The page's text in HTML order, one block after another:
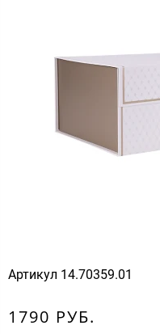
Артикул 14.70359.01
1790 РУБ.